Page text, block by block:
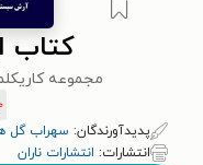
کتاب
مجموعه
پدیدآورندگان: سهراب گل
انتشارات: انتشارات ناران